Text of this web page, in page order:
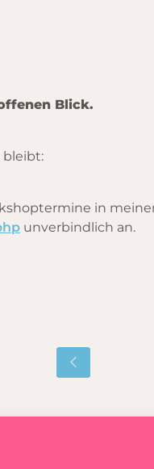
Blick.
bleibt:
in
unverbindlich an.